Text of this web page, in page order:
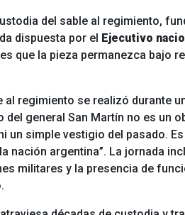
del sable al regimiento,
dispuesta por el Ejecutivo
que la pieza permanezca bajo
al regimiento se realizó durante
del general San Martín no es un
un simple vestigio del pasado.
nación argentina”. La jornada
militares y la presencia de